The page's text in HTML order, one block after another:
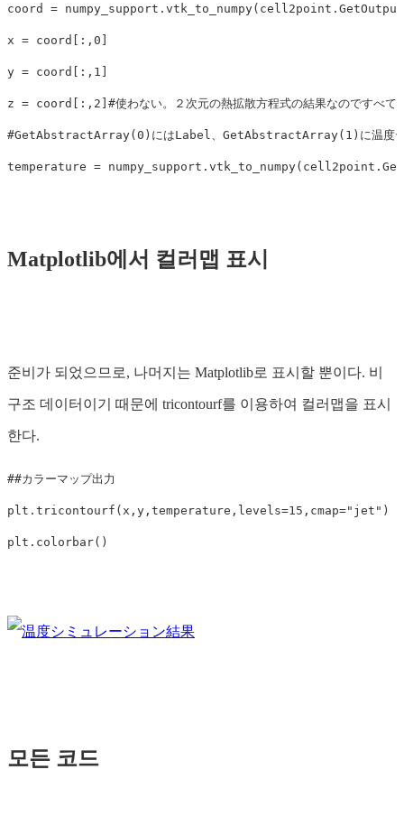
coord = numpy_support . vtk_to_numpy( cell2point . GetOutput
x = coord [:, 0
y = coord [:, 1
z = coord [:, 2 #使わない。２次元の熱拡散方程式の結果なのですべて
temperature = numpy_support . vtk_to_numpy( cell2point .
Matplotlib에서 컬러맵 표시
준비가 되었으므로, 나머지는 Matplotlib로 표시할 뿐이다. 비
구조 데이터이기 때문에 tricontourf를 이용하여 컬러맵을 표시
한다.
plt . tricontourf ( x , y , temperature , levels=15 , cmap="jet" )
plt . colorbar()
모든 코드